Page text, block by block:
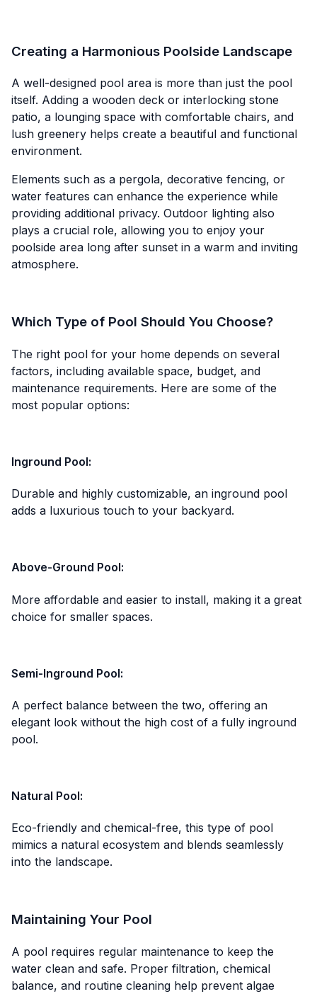
Creating a Harmonious Poolside Landscape
A well-designed pool area is more than just the pool
itself. Adding a wooden deck or interlocking stone
patio, a lounging space with comfortable chairs, and
lush greenery helps create a beautiful and functional
environment.
Elements such as a pergola, decorative fencing, or
water features can enhance the experience while
providing additional privacy. Outdoor lighting also
plays a crucial role, allowing you to enjoy your
poolside area long after sunset in a warm and inviting
atmosphere.
Which Type of Pool Should You Choose?
The right pool for your home depends on several
factors, including available space, budget, and
maintenance requirements. Here are some of the
most popular options:
Inground Pool:
Durable and highly customizable, an inground pool
adds a luxurious touch to your backyard.
Above-Ground Pool:
More affordable and easier to install, making it a great
choice for smaller spaces.
Semi-Inground Pool:
A perfect balance between the two, offering an
elegant look without the high cost of a fully inground
pool.
Natural Pool:
Eco-friendly and chemical-free, this type of pool
mimics a natural ecosystem and blends seamlessly
into the landscape.
Maintaining Your Pool
A pool requires regular maintenance to keep the
water clean and safe. Proper filtration, chemical
balance, and routine cleaning help prevent algae